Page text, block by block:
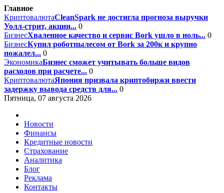
Главное
КриптовалютаCleanSpark не достигла прогноза выручки
Уолл-стрит, акции... 0
БизнесХваленное качество и сервис Bork ушло в ноль... 0
БизнесКупил роботпылесом от Bork за 200к и крупно
пожалел... 0
ЭкономикаБизнес сможет учитывать больше видов
расходов при расчете... 0
КриптовалютаЯпония призвала криптобиржи ввести
задержку вывода средств для... 0
Пятница, 07 августа 2026
Новости
Финансы
Кредитные новости
Страхование
Аналитика
Блог
Реклама
Контакты